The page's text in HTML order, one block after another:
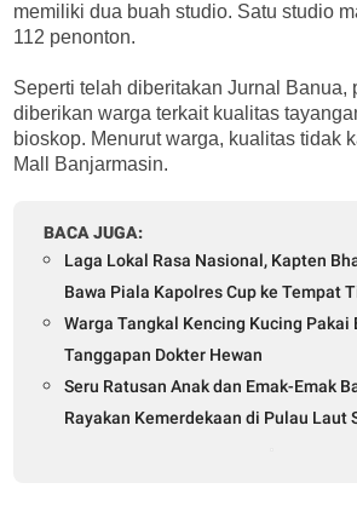
memiliki dua buah studio. Satu studio
112 penonton.
Seperti telah diberitakan Jurnal Banua,
diberikan warga terkait kualitas
bioskop. Menurut warga, kualitas tidak
Mall Banjarmasin.
BACA JUGA:
Laga Lokal Rasa Nasional, Kapten
Bawa Piala Kapolres Cup ke Tempat
Warga Tangkal Kencing Kucing Pakai
Tanggapan Dokter Hewan
Seru Ratusan Anak dan Emak-Emak
Rayakan Kemerdekaan di Pulau Laut